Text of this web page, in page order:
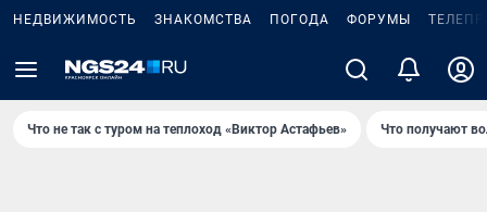
НЕДВИЖИМОСТЬ ЗНАКОМСТВА ПОГОДА ФОРУМЫ
Что не так с туром на теплоход «Виктор Астафьев» Что получают